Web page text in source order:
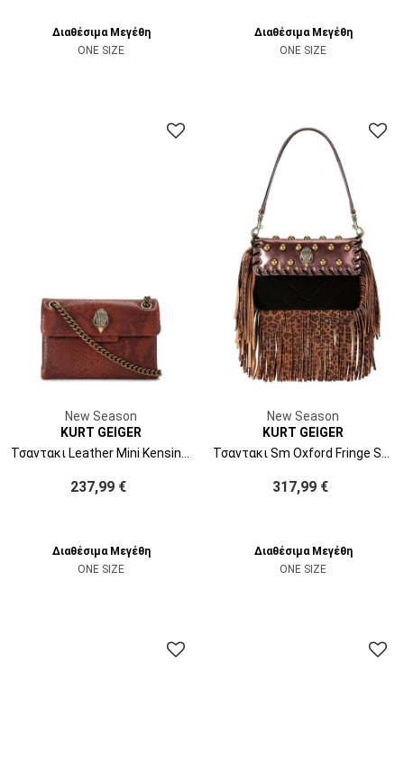
Διαθέσιμα Μεγέθη
ONE SIZE
Διαθέσιμα Μεγέθη
ONE SIZE
New Season
KURT GEIGER
237,99 €
Διαθέσιμα Μεγέθη
ONE SIZE
New Season
KURT GEIGER
317,99 €
Διαθέσιμα Μεγέθη
ONE SIZE